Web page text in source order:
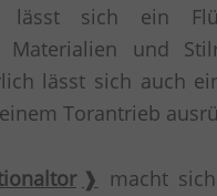
lässt sich ein
Materialien und
lässt sich auch
Torantrieb
macht